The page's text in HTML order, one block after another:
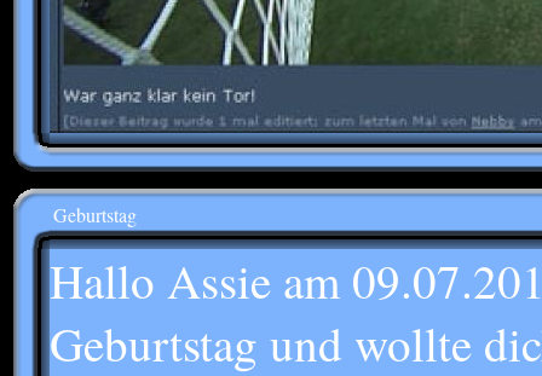
Geburtstag
Hallo Assie am
Geburtstag und wollte